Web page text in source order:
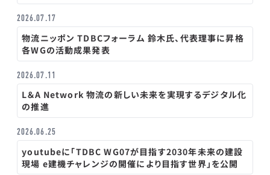
2026.07.17
物流ニッポン TDBCフォーラム 鈴木氏、代表理事に昇格
各WGの活動成果発表
2026.07.11
L＆A Network 物流の新しい未来を実現するデジタル化
の推進
2026.06.25
youtubeに「TDBC WG07が目指す2030年未来の建設
現場 e建機チャレンジの開催により目指す世界」を公開